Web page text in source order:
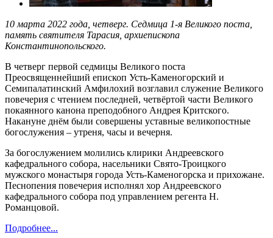
10 марта 2022 года, четверг. Седмица 1-я Великого поста,
память святителя Тарасия, архиепископа
Константинопольского.
В четверг первой седмицы Великого поста
Преосвященнейший епископ Усть-Каменогорский и
Семипалатинский Амфилохий возглавил служение Великого
повечерия с чтением последней, четвёртой части Великого
покаянного канона преподобного Андрея Критского.
Накануне днём были совершены уставные великопостные
богослужения – утреня, часы и вечерня.
За богослужением молились клирики Андреевского
кафедрального собора, насельники Свято-Троицкого
мужского монастыря города Усть-Каменогорска и прихожане.
Песнопения повечерия исполнял хор Андреевского
кафедрального собора под управлением регента Н.
Романцовой.
Подробнее...